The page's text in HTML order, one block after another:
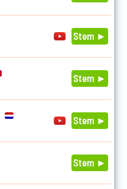
Stem ►
Stem ►
Stem ►
Stem ►